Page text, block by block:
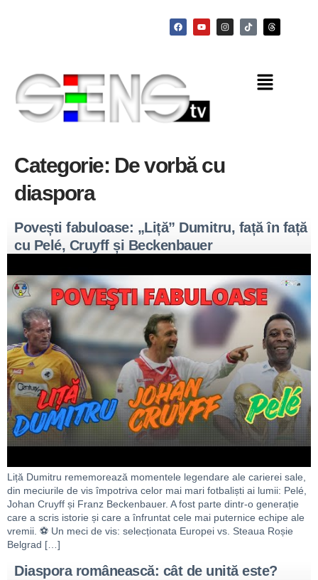
Categorie: De vorbă cu
diaspora
Povești fabuloase: „Liță” Dumitru, față în față
cu Pelé, Cruyff și Beckenbauer
Liță Dumitru rememorează momentele legendare ale carierei sale,
din meciurile de vis împotriva celor mai mari fotbaliști ai lumii: Pelé,
Johan Cruyff și Franz Beckenbauer. A fost parte dintr-o generație
care a scris istorie și care a înfruntat cele mai puternice echipe ale
vremii. ⚽️ Un meci de vis: selecționata Europei vs. Steaua Roșie
Belgrad […]
Diaspora românească: cât de unită este?